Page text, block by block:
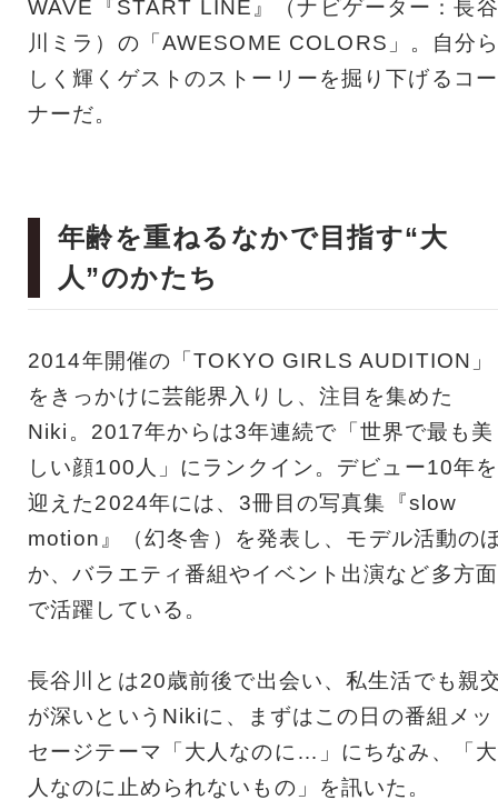
WAVE『START LINE』（ナビゲーター：長谷
川ミラ）の「AWESOME COLORS」。自分
しく輝くゲストのストーリーを掘り下げるコー
ナーだ。
年齢を重ねるなかで目指す“大
人”のかたち
2014年開催の「TOKYO GIRLS AUDITION」
をきっかけに芸能界入りし、注目を集めた
Niki。2017年からは3年連続で「世界で最も美
しい顔100人」にランクイン。デビュー10年を
迎えた2024年には、3冊目の写真集『slow
motion』（幻冬舎）を発表し、モデル活動の
か、バラエティ番組やイベント出演など多方面
で活躍している。
長谷川とは20歳前後で出会い、私生活でも親
が深いというNikiに、まずはこの日の番組メッ
セージテーマ「大人なのに…」にちなみ、「大
人なのに止められないもの」を訊いた。